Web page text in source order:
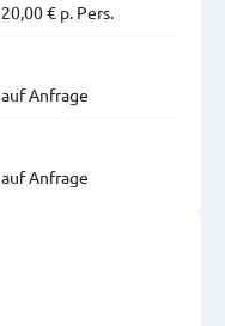
20,00 € p. Pers.
auf Anfrage
auf Anfrage